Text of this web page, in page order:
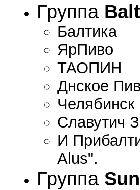
Группа
Балтика
ЯрПиво
ТАОПИН
Днское
Славутич
И
Alus".
Группа